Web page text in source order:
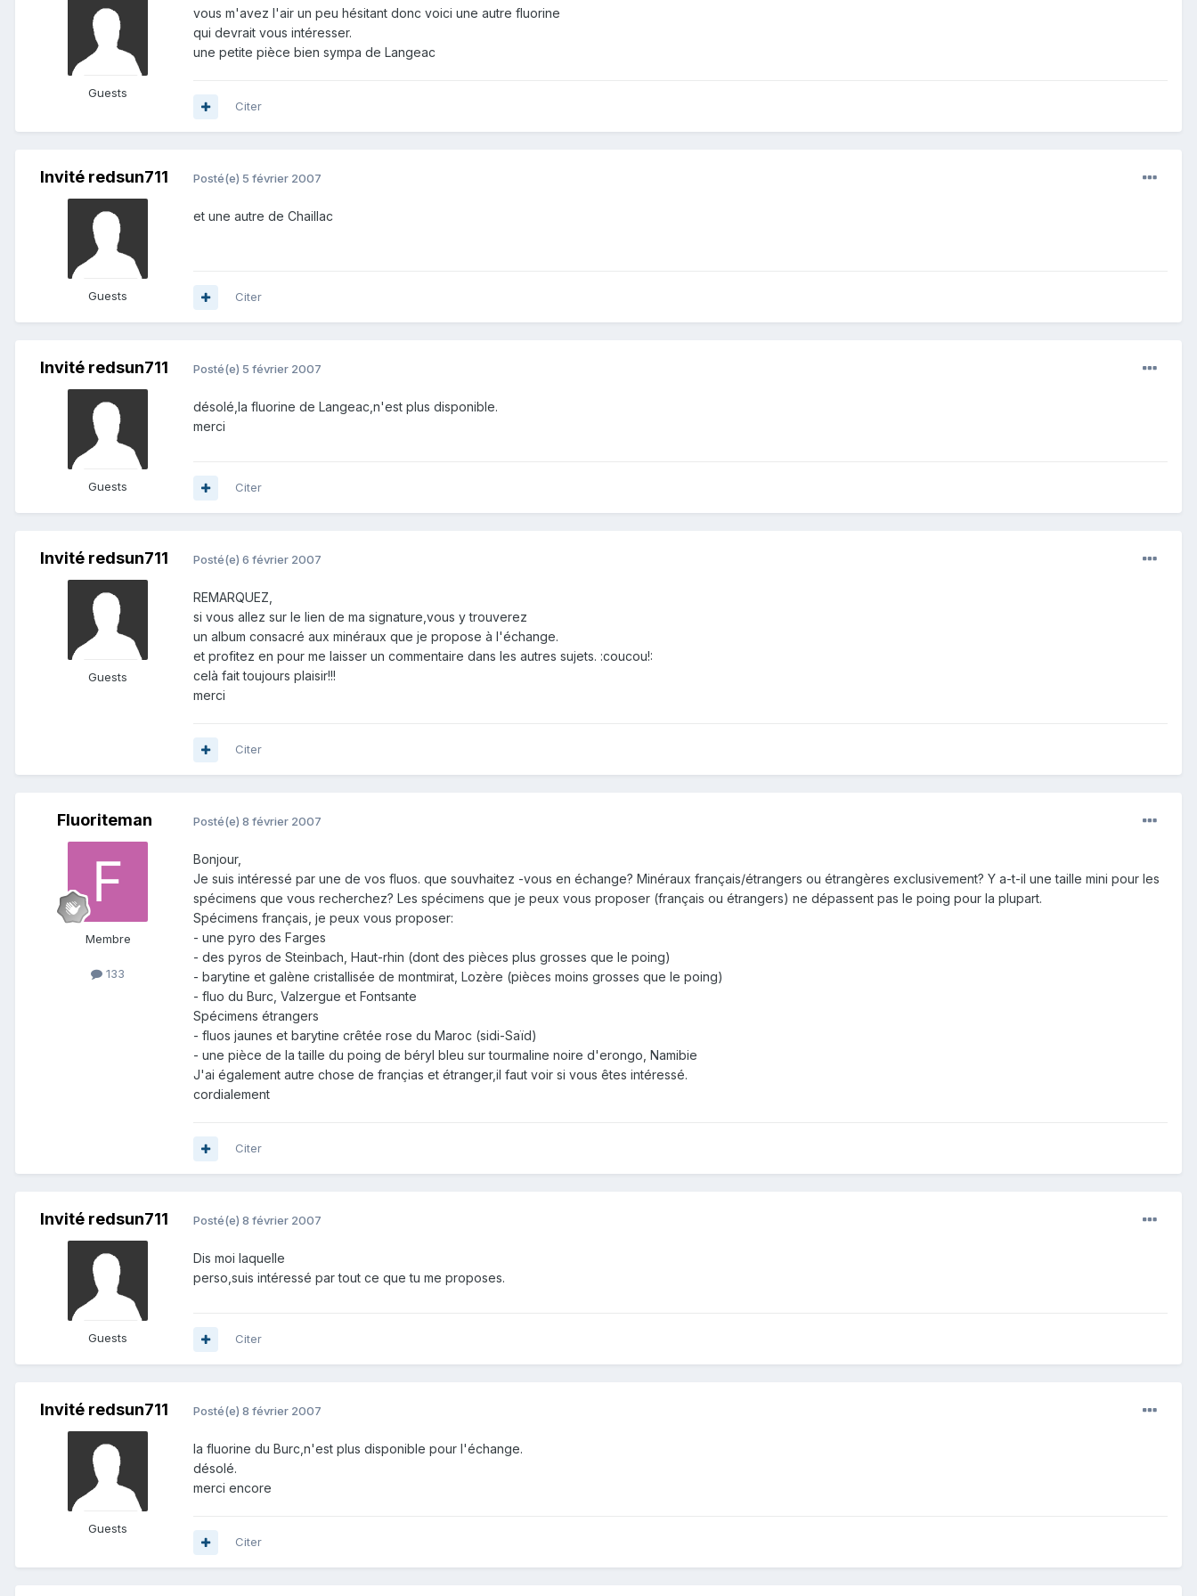
Guests
vous m'avez l'air un peu hésitant donc voici une autre fluorine
qui devrait vous intéresser.
une petite pièce bien sympa de Langeac
Citer
Invité redsun711
Guests
Posté(e) 5 février 2007
et une autre de Chaillac
Citer
Invité redsun711
Guests
Posté(e) 5 février 2007
désolé,la fluorine de Langeac,n'est plus disponible.
merci
Citer
Invité redsun711
Guests
Posté(e) 6 février 2007
REMARQUEZ,
si vous allez sur le lien de ma signature,vous y trouverez
un album consacré aux minéraux que je propose à l'échange.
et profitez en pour me laisser un commentaire dans les autres sujets. :coucou!:
celà fait toujours plaisir!!!
merci
Citer
Fluoriteman
Membre
133
Posté(e) 8 février 2007
Bonjour,
Je suis intéressé par une de vos fluos. que souvhaitez -vous en échange? Minéraux français/étrangers ou étrangères exclusivement? Y a-t-il une taille mini pour les
spécimens que vous recherchez? Les spécimens que je peux vous proposer (français ou étrangers) ne dépassent pas le poing pour la plupart.
Spécimens français, je peux vous proposer:
- une pyro des Farges
- des pyros de Steinbach, Haut-rhin (dont des pièces plus grosses que le poing)
- barytine et galène cristallisée de montmirat, Lozère (pièces moins grosses que le poing)
- fluo du Burc, Valzergue et Fontsante
Spécimens étrangers
- fluos jaunes et barytine crêtée rose du Maroc (sidi-Saïd)
- une pièce de la taille du poing de béryl bleu sur tourmaline noire d'erongo, Namibie
J'ai également autre chose de françias et étranger,il faut voir si vous êtes intéressé.
cordialement
Citer
Invité redsun711
Guests
Posté(e) 8 février 2007
Dis moi laquelle
perso,suis intéressé par tout ce que tu me proposes.
Citer
Invité redsun711
Guests
Posté(e) 8 février 2007
la fluorine du Burc,n'est plus disponible pour l'échange.
désolé.
merci encore
Citer